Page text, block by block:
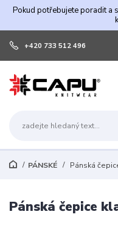
Pokud potřebujete poradit a
+420 733 512 496
PÁNSKÉ Pánská
Pánská čepice